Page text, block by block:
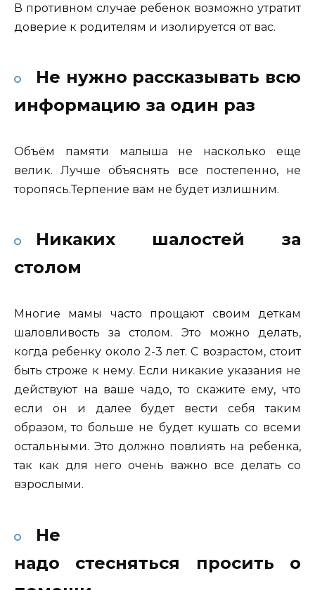
В противном случае ребенок возможно утратит
доверие к родителям и изолируется от вас.
Не нужно рассказывать всю
информацию за один раз
Объём памяти малыша не насколько еще
велик. Лучше объяснять все постепенно, не
торопясь.Терпение вам не будет излишним.
Никаких шалостей за
столом
Многие мамы часто прощают своим деткам
шаловливость за столом. Это можно делать,
когда ребенку около 2-3 лет. С возрастом, стоит
быть строже к нему. Если никакие указания не
действуют на ваше чадо, то скажите ему, что
если он и далее будет вести себя таким
образом, то больше не будет кушать со всеми
остальными. Это должно повлиять на ребенка,
так как для него очень важно все делать со
взрослыми.
Не
надо стесняться просить о